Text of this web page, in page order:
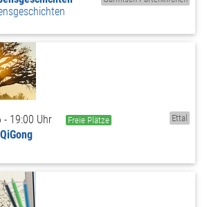
- 19:00 Uhr Freie Plätze Ettal